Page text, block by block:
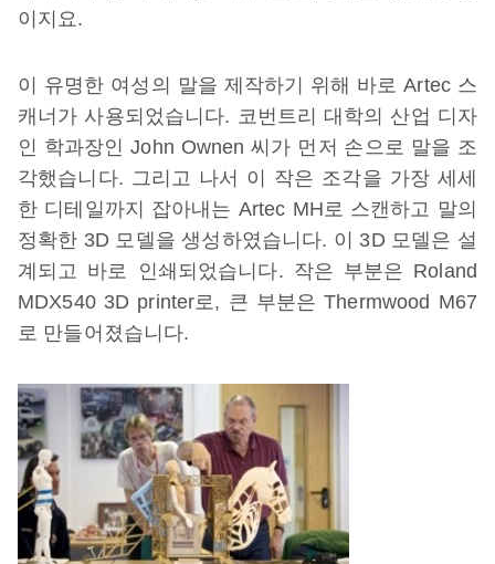
이지요.
이 유명한 여성의 말을 제작하기 위해 바로 Artec 스
캐너가 사용되었습니다. 코번트리 대학의 산업 디자
인 학과장인 John Ownen 씨가 먼저 손으로 말을 조
각했습니다. 그리고 나서 이 작은 조각을 가장 세세
한 디테일까지 잡아내는 Artec MH로 스캔하고 말의
정확한 3D 모델을 생성하였습니다. 이 3D 모델은 설
계되고 바로 인쇄되었습니다. 작은 부분은 Roland
MDX540 3D printer로, 큰 부분은 Thermwood M67
로 만들어졌습니다.